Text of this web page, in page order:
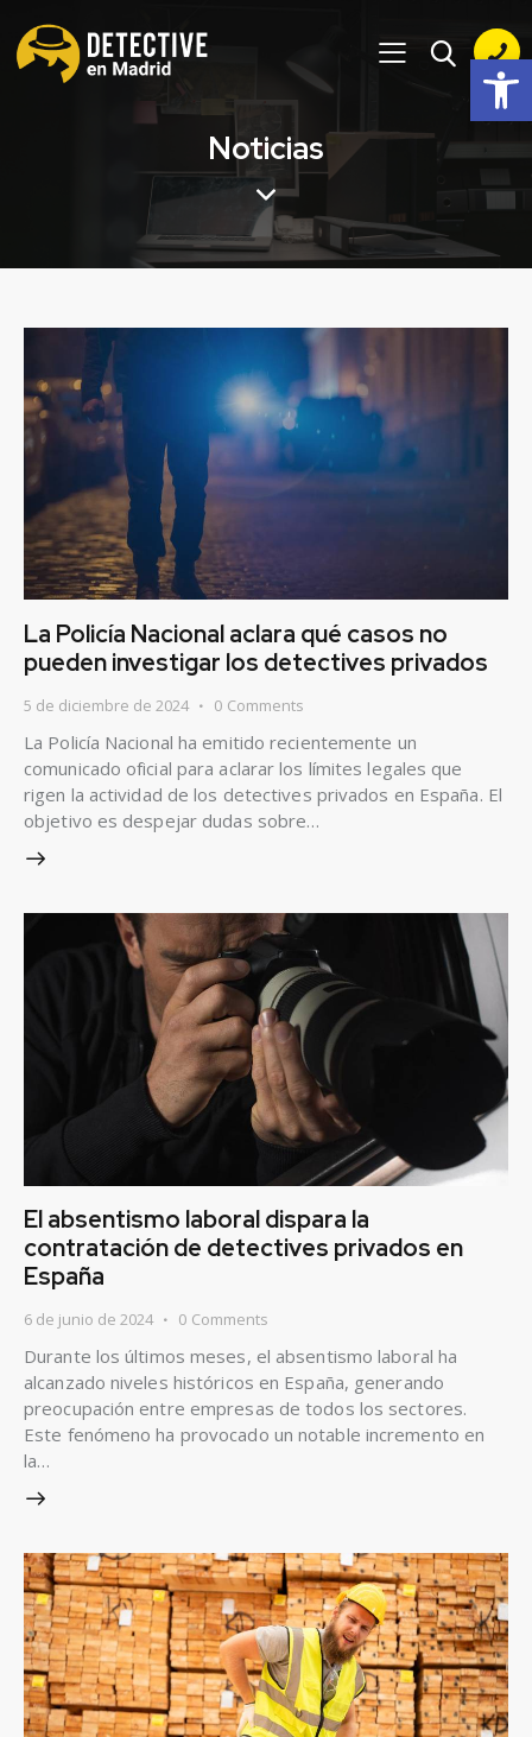
Abrir barra de herramientas
Noticias
La Policía Nacional aclara qué casos no
pueden investigar los detectives privados
5 de diciembre de 2024 0 Comments
La Policía Nacional ha emitido recientemente un
comunicado oficial para aclarar los límites legales que
rigen la actividad de los detectives privados en España. El
objetivo es despejar dudas sobre…
El absentismo laboral dispara la
contratación de detectives privados en
España
6 de junio de 2024 0 Comments
Durante los últimos meses, el absentismo laboral ha
alcanzado niveles históricos en España, generando
preocupación entre empresas de todos los sectores.
Este fenómeno ha provocado un notable incremento en
la…